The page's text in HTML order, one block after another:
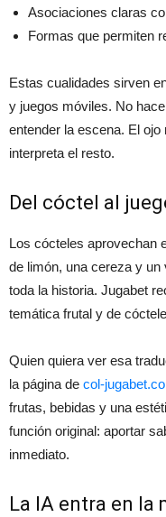
Asociaciones claras
Formas que permiten
Estas cualidades sirven
y juegos móviles. No
entender la escena. El
interpreta el resto.
Del cóctel al
Los cócteles aprovechan
de limón, una cereza y
toda la historia. Jugabet
temática frutal y de
Quien quiera ver esa
la página de col-
frutas, bebidas y una
función original: aportar
inmediato.
La IA entra en la